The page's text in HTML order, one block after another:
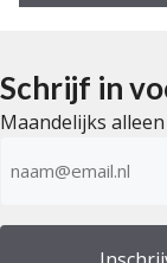
Schrijf in
Maandelijks
mailadres